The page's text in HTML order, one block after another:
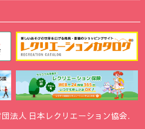
法人 日本レクリエーション協会.